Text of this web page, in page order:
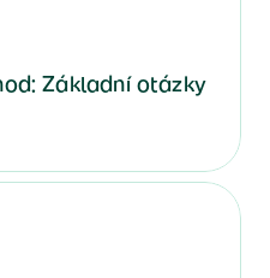
Základní otázky